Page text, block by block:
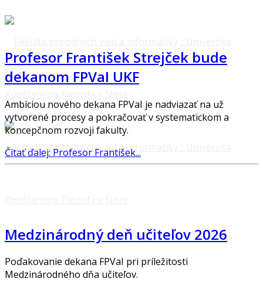
Profesor František Strejček bude
dekanom FPVaI UKF
Ambíciou nového dekana FPVaI je nadviazať na už
vytvorené procesy a pokračovať v systematickom a
koncepčnom rozvoji fakulty.
Čítať ďalej: Profesor František...
Medzinárodný deň učiteľov 2026
Poďakovanie dekana FPVaI pri príležitosti
Medzinárodného dňa učiteľov.